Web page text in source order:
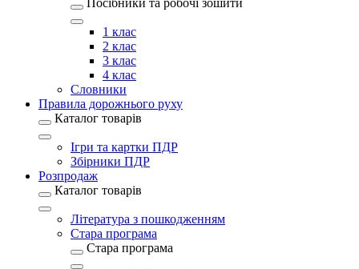
Посібники та робочі зошити
1 клас
2 клас
3 клас
4 клас
Словники
Правила дорожнього руху
Каталог товарів
Ігри та картки ПДР
Збірники ПДР
Розпродаж
Каталог товарів
Література з пошкодженням
Стара програма
Стара програма